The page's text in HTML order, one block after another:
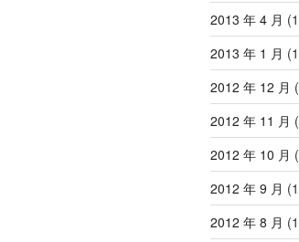
2013 年 4 月
2013 年 1 月
2012 年 12 月
2012 年 11 月
2012 年 10 月
2012 年 9 月
2012 年 8 月